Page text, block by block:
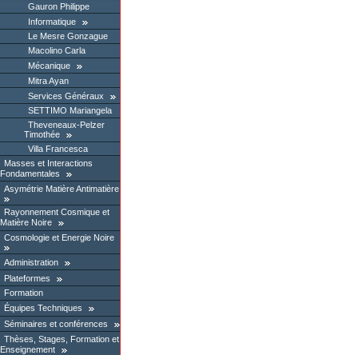
Gauron Philippe
Informatique
Le Mesre Gonzague
Macolino Carla
Mécanique
Mitra Ayan
Services Généraux
SETTIMO Mariangela
Theveneaux-Pelzer
Timothée
Villa Francesca
Masses et Interactions
Fondamentales
Asymétrie Matière Antimatière
Rayonnement Cosmique et
Matière Noire
Cosmologie et Energie Noire
Administration
Plateformes
Formation
Équipes Techniques
Séminaires et conférences
Thèses, Stages, Formation et
Enseignement